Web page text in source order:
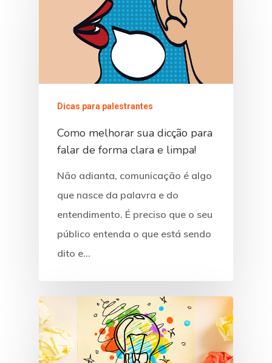
Dicas para palestrantes
Como melhorar sua dicção para
falar de forma clara e limpa!
Não adianta, comunicação é algo
que nasce da palavra e do
entendimento. É preciso que o seu
público entenda o que está sendo
dito e…